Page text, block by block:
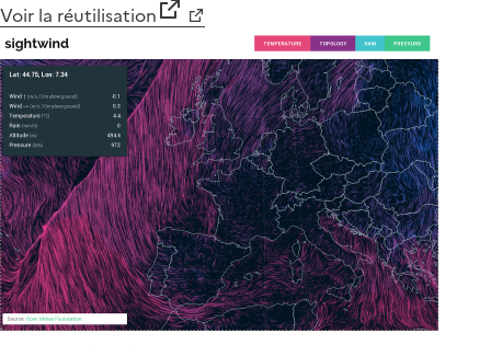
Voir la réutilisation